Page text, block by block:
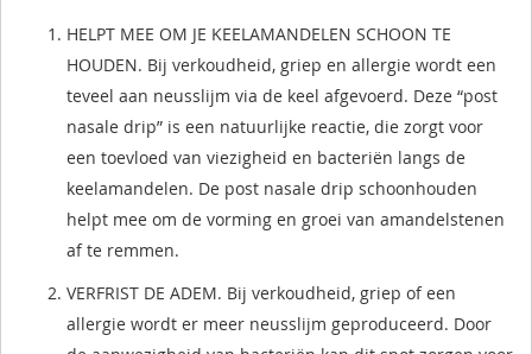
HELPT MEE OM JE KEELAMANDELEN SCHOON TE
HOUDEN. Bij verkoudheid, griep en allergie wordt een
teveel aan neusslijm via de keel afgevoerd. Deze “post
nasale drip” is een natuurlijke reactie, die zorgt voor
een toevloed van viezigheid en bacteriën langs de
keelamandelen. De post nasale drip schoonhouden
helpt mee om de vorming en groei van amandelstenen
af te remmen.
VERFRIST DE ADEM. Bij verkoudheid, griep of een
allergie wordt er meer neusslijm geproduceerd. Door